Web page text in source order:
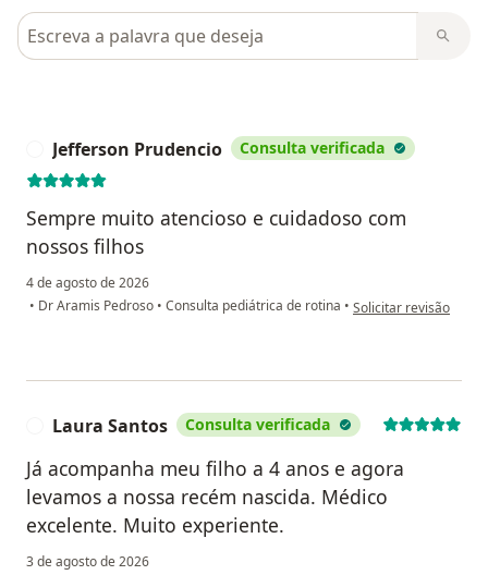
Pesquisar em opiniões
Jefferson Prudencio Consulta verificada
Sempre muito atencioso e cuidadoso com
nossos filhos
4 de agosto de 2026
• Dr Aramis Pedroso • Consulta pediátrica de rotina • na opinião do
Solicitar revisão
Laura Santos Consulta verificada
Já acompanha meu filho a 4 anos e agora
levamos a nossa recém nascida. Médico
excelente. Muito experiente.
3 de agosto de 2026